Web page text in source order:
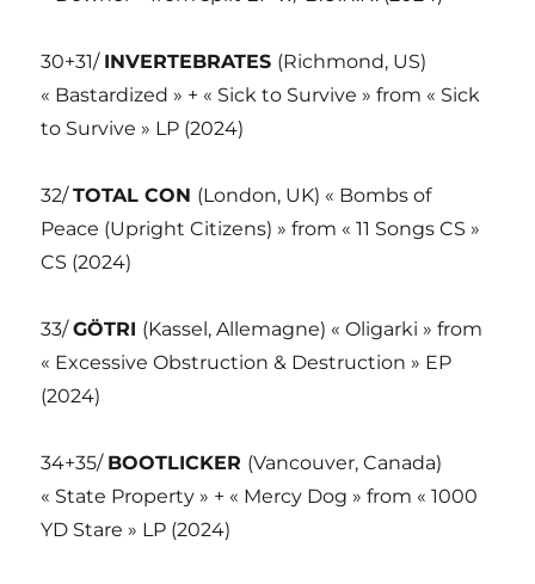
30+31/ INVERTEBRATES (Richmond, US)
« Bastardized » + « Sick to Survive » from « Sick
to Survive » LP (2024)
32/TOTAL CON (London, UK) « Bombs of
Peace (Upright Citizens) » from « 11 Songs CS »
CS (2024)
33/GÖTRI (Kassel, Allemagne) « Oligarki » from
« Excessive Obstruction & Destruction » EP
(2024)
34+35/ BOOTLICKER (Vancouver, Canada)
« State Property » + « Mercy Dog » from « 1000
YD Stare » LP (2024)